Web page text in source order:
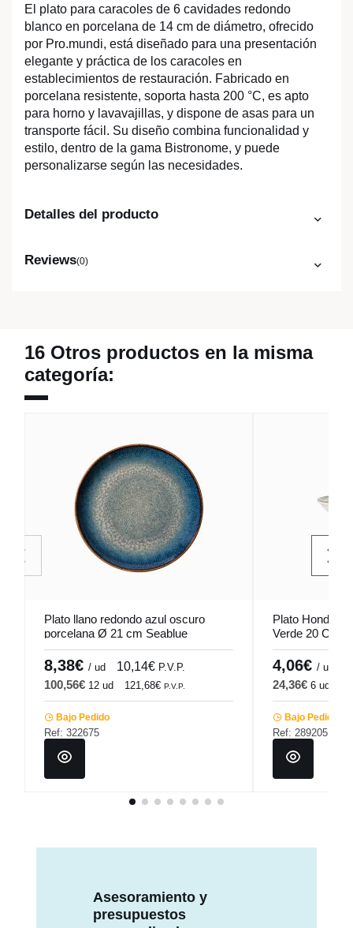
El plato para caracoles de 6 cavidades redondo
blanco en porcelana de 14 cm de diámetro, ofrecido
por Pro.mundi, está diseñado para una presentación
elegante y práctica de los caracoles en
establecimientos de restauración. Fabricado en
porcelana resistente, soporta hasta 200 °C, es apto
para horno y lavavajillas, y dispone de asas para un
transporte fácil. Su diseño combina funcionalidad y
estilo, dentro de la gama Bistronome, y puede
personalizarse según las necesidades.
Detalles del producto
Reviews(0)
16 Otros productos en la misma
categoría:
Plato llano redondo azul oscuro
porcelana Ø 21 cm Seablue
Accolade
8,38€ / ud 10,14€ P.V.P.
100,56€ 12 ud 121,68€ P.V.P.
Bajo Pedido
Ref: 322675
Plato Hondo
Verde 20 Cm
Porland
4,06€ / ud
24,36€ 6 ud
Bajo Pedido
Ref: 289205
Asesoramiento y
presupuestos